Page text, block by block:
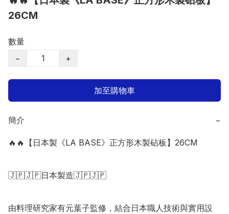
26CM
數量
−
+
加至購物車
簡介 −
🔥🔥【日本製《LA BASE》正方形木製砧板】26CM
🇯🇵🇯🇵日本製造🇯🇵🇯🇵
由料理研究家有元葉子監修，結合日本職人技術與實用設